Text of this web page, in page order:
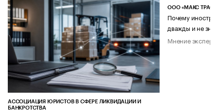
АССОЦИАЦИЯ ЮРИСТОВ В СФЕРЕ ЛИКВИДАЦИИ И
БАНКРОТСТВА
ООО «МАКС ТРАСТ»
Почему
дважды и не
Мнение